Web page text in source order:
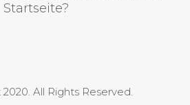
Startseite?
All Rights Reserved.